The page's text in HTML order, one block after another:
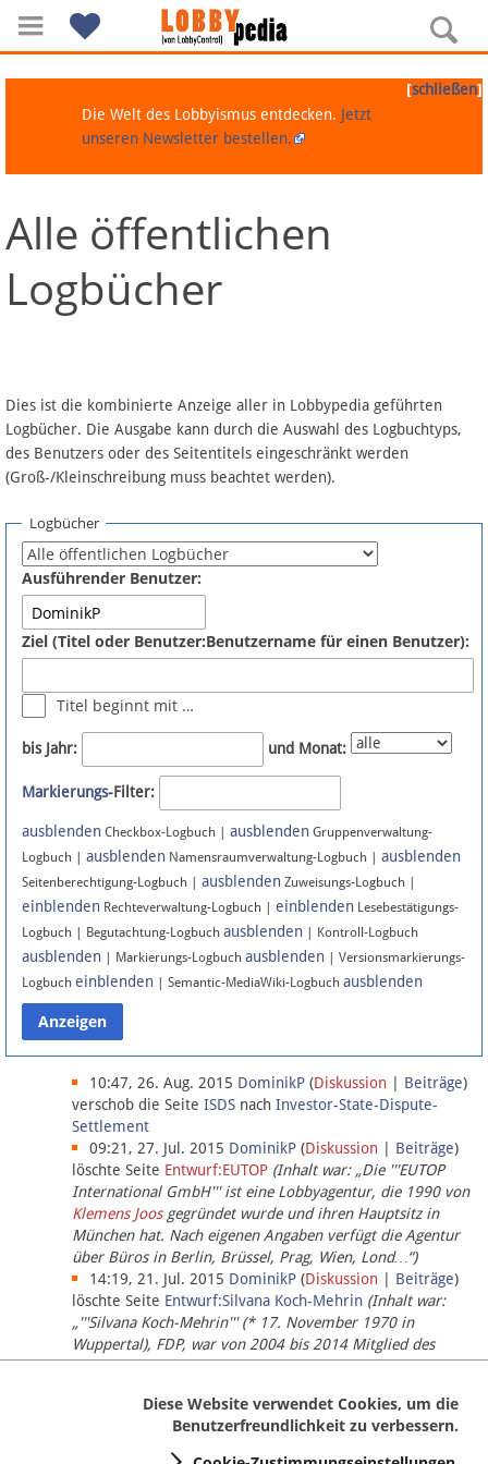
Navigation
Über Lobbypedia
Artikel nach Kategorien
FAQ
Fördermitglied werden
Fehler melden
Newsletter
Bluesky
Facebook
Instagram
Anmelden
Datenschutz
Über Lobbypedia
Impressum
[schließen]
Die Welt des Lobbyismus entdecken. Jetzt
unseren Newsletter bestellen.
Alle öffentlichen
Logbücher
Dies ist die kombinierte Anzeige aller in Lobbypedia geführten
Logbücher. Die Ausgabe kann durch die Auswahl des Logbuchtyps,
des Benutzers oder des Seitentitels eingeschränkt werden
(Groß-/Kleinschreibung muss beachtet werden).
Logbücher
Ausführender Benutzer:
Ziel (Titel oder Benutzer:Benutzername für einen Benutzer):
Titel beginnt mit …
bis Jahr: und Monat:
Markierungs-Filter:
ausblenden Checkbox-Logbuch | ausblenden Gruppenverwaltung-
Logbuch | ausblenden Namensraumverwaltung-Logbuch | ausblenden
Seitenberechtigung-Logbuch | ausblenden Zuweisungs-Logbuch |
einblenden Rechteverwaltung-Logbuch | einblenden Lesebestätigungs-
Logbuch | Begutachtung-Logbuch ausblenden | Kontroll-Logbuch
ausblenden | Markierungs-Logbuch ausblenden | Versionsmarkierungs-
Logbuch einblenden | Semantic-MediaWiki-Logbuch ausblenden
10:47, 26. Aug. 2015 DominikP (Diskussion Beiträge)
verschob die Seite ISDS nach Investor-State-Dispute-
Settlement
09:21, 27. Jul. 2015 DominikP (Diskussion Beiträge)
löschte Seite Entwurf:EUTOP (Inhalt war: „Die '''EUTOP
International GmbH''' ist eine Lobbyagentur, die 1990 von
Klemens Joosgegründet wurde und ihren Hauptsitz in
München hat. Nach eigenen Angaben verfügt die Agentur
über Büros in Berlin, Brüssel, Prag, Wien, Lond…“)
14:19, 21. Jul. 2015 DominikP (Diskussion Beiträge)
löschte Seite Entwurf:Silvana Koch-Mehrin (Inhalt war:
„'''Silvana Koch-Mehrin''' (* 17. November 1970 in
Wuppertal), FDP, war von 2004 bis 2014 Mitglied des
Europäischen Parlaments, seit November 2014 ist sie für
Diese Website verwendet Cookies, um die
Benutzerfreundlichkeit zu verbessern.